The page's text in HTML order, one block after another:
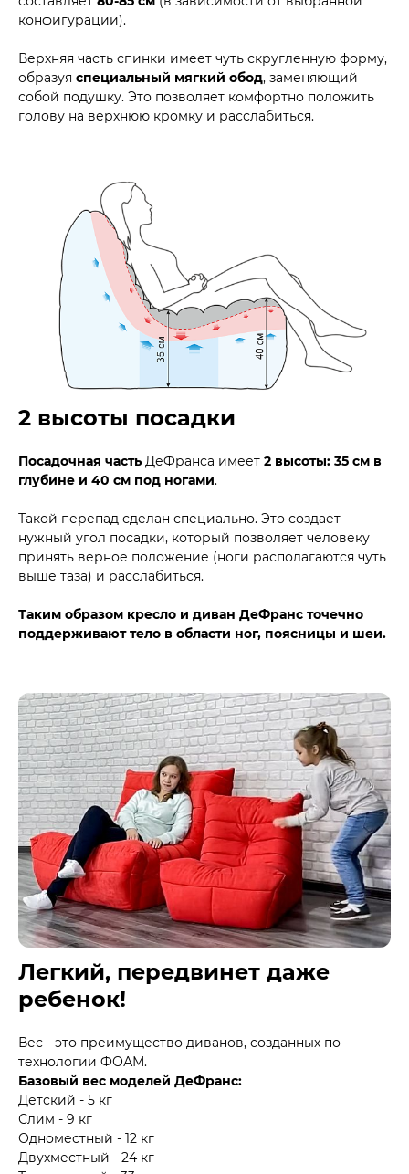
конфигурации).
Верхняя часть спинки имеет чуть скругленную форму,
образуя специальный мягкий обод, заменяющий
собой подушку. Это позволяет комфортно положить
голову на верхнюю кромку и расслабиться.
2 высоты посадки
Посадочная часть ДеФранса имеет 2 высоты: 35 см в
глубине и 40 см под ногами.
Такой перепад сделан специально. Это создает
нужный угол посадки, который позволяет человеку
принять верное положение (ноги располагаются чуть
выше таза) и расслабиться.
Таким образом кресло и диван ДеФранс точечно
поддерживают тело в области ног, поясницы и шеи.
Легкий, передвинет даже
ребенок!
Вес - это преимущество диванов, созданных по
технологии ФОАМ.
Базовый вес моделей ДеФранс:
Детский - 5 кг
Слим - 9 кг
Одноместный - 12 кг
Двухместный - 24 кг